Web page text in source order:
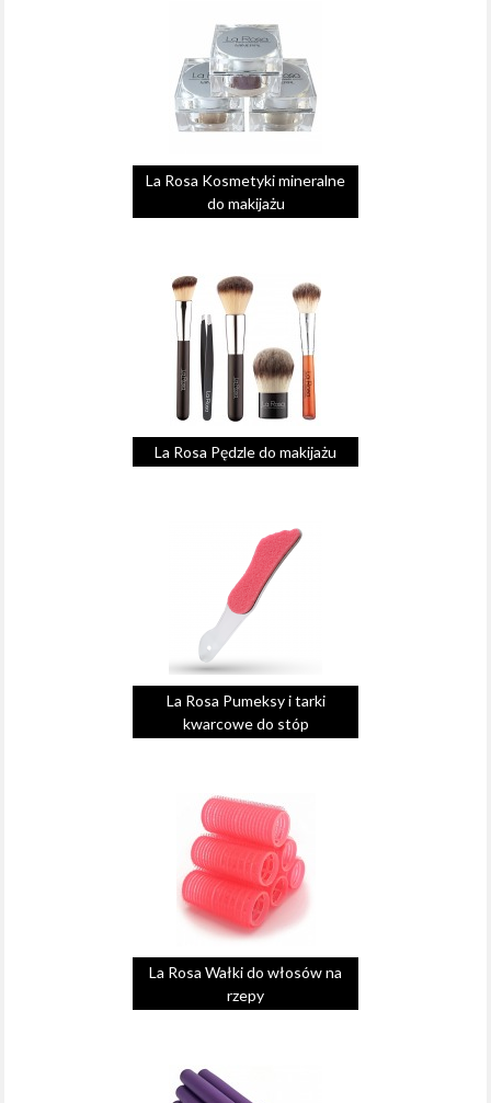
La Rosa Kosmetyki mineralne
do makijażu
La Rosa Pędzle do makijażu
La Rosa Pumeksy i tarki
kwarcowe do stóp
La Rosa Wałki do włosów na
rzepy